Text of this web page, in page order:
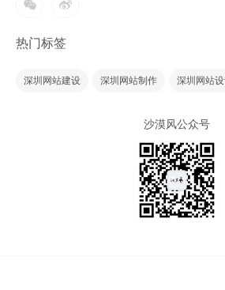
热门标签
深圳网站建设 深圳网站制作 深圳网站
沙漠风公众号